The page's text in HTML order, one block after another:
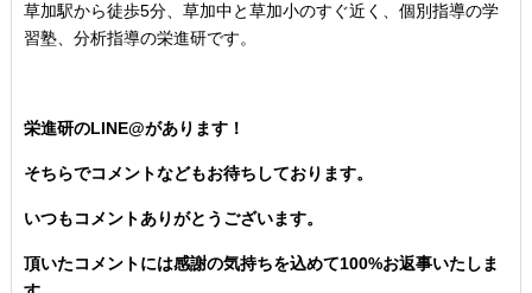
草加駅から徒歩5分、草加中と草加小のすぐ近く、個別指導の学
習塾、分析指導の栄進研です。
栄進研のLINE@があります！
そちらでコメントなどもお待ちしております。
いつもコメントありがとうございます。
頂いたコメントには感謝の気持ちを込めて100%お返事いたしま